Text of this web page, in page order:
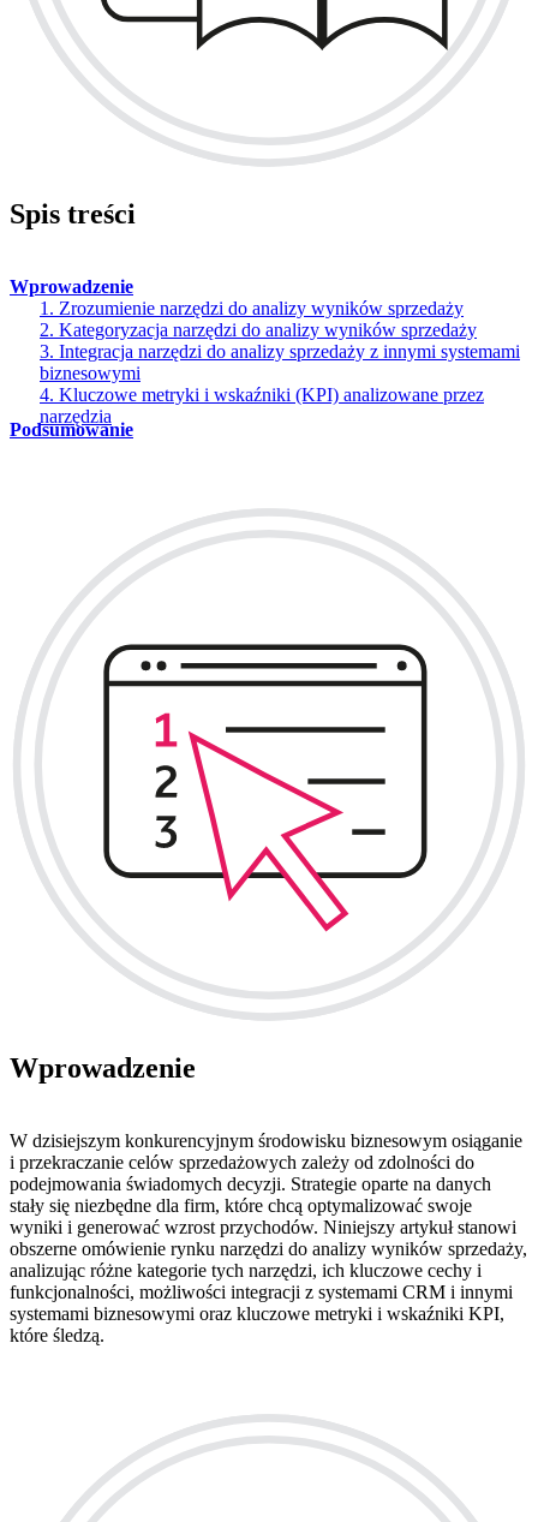
Spis treści
Wprowadzenie
1. Zrozumienie narzędzi do analizy wyników sprzedaży
2. Kategoryzacja narzędzi do analizy wyników sprzedaży
3. Integracja narzędzi do analizy sprzedaży z innymi systemami
biznesowymi
4. Kluczowe metryki i wskaźniki (KPI) analizowane przez
narzędzia
Podsumowanie
Wprowadzenie
W dzisiejszym konkurencyjnym środowisku biznesowym osiąganie
i przekraczanie celów sprzedażowych zależy od zdolności do
podejmowania świadomych decyzji. Strategie oparte na danych
stały się niezbędne dla firm, które chcą optymalizować swoje
wyniki i generować wzrost przychodów. Niniejszy artykuł stanowi
obszerne omówienie rynku narzędzi do analizy wyników sprzedaży,
analizując różne kategorie tych narzędzi, ich kluczowe cechy i
funkcjonalności, możliwości integracji z systemami CRM i innymi
systemami biznesowymi oraz kluczowe metryki i wskaźniki KPI,
które śledzą.